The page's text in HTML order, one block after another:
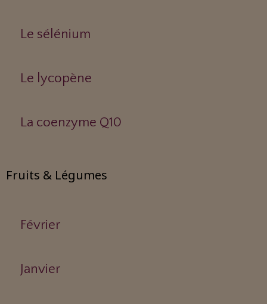
Le sélénium
Le lycopène
La coenzyme Q10
Fruits & Légumes
Février
Janvier